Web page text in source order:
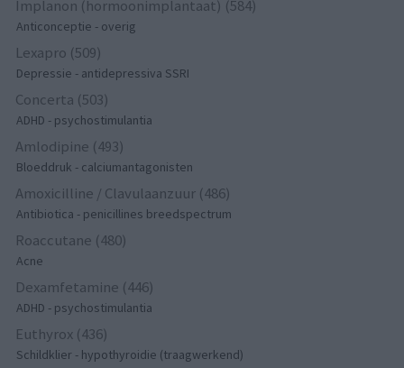
Implanon (hormoonimplantaat) (584)
Anticonceptie - overig
Lexapro (509)
Depressie - antidepressiva SSRI
Concerta (503)
ADHD - psychostimulantia
Amlodipine (493)
Bloeddruk - calciumantagonisten
Amoxicilline / Clavulaanzuur (486)
Antibiotica - penicillines breedspectrum
Roaccutane (480)
Acne
Dexamfetamine (446)
ADHD - psychostimulantia
Euthyrox (436)
Schildklier - hypothyroidie (traagwerkend)